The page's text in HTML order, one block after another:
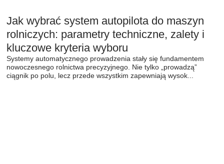
Jak wybrać system autopilota do maszyn
rolniczych: parametry techniczne, zalety i
kluczowe kryteria wyboru
Systemy automatycznego prowadzenia stały się fundamentem
nowoczesnego rolnictwa precyzyjnego. Nie tylko „prowadzą”
ciągnik po polu, lecz przede wszystkim zapewniają wysok...